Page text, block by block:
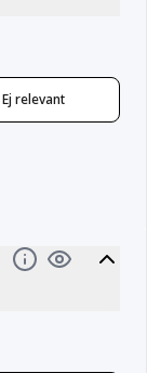
Ej relevant